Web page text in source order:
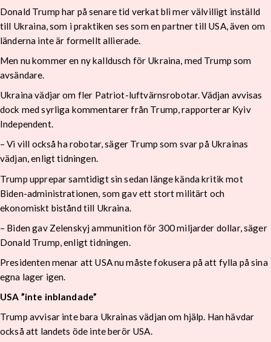
Donald Trump har på senare tid verkat bli mer välvilligt inställd
till Ukraina, som i praktiken ses som en partner till USA, även om
länderna inte är formellt allierade.
Men nu kommer en ny kalldusch för Ukraina, med Trump som
avsändare.
Ukraina vädjar om fler Patriot-luftvärnsrobotar. Vädjan avvisas
dock med syrliga kommentarer från Trump, rapporterar Kyiv
Independent.
– Vi vill också ha robotar, säger Trump som svar på Ukrainas
vädjan, enligt tidningen.
Trump upprepar samtidigt sin sedan länge kända kritik mot
Biden-administrationen, som gav ett stort militärt och
ekonomiskt bistånd till Ukraina.
– Biden gav Zelenskyj ammunition för 300 miljarder dollar, säger
Donald Trump, enligt tidningen.
Presidenten menar att USA nu måste fokusera på att fylla på sina
egna lager igen.
USA ”inte inblandade”
Trump avvisar inte bara Ukrainas vädjan om hjälp. Han hävdar
också att landets öde inte berör USA.